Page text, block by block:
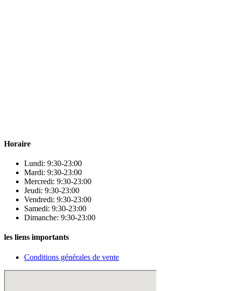
Horaire
Lundi: 9:30-23:00
Mardi: 9:30-23:00
Mercredi: 9:30-23:00
Jeudi: 9:30-23:00
Vendredi: 9:30-23:00
Samedi: 9:30-23:00
Dimanche: 9:30-23:00
les liens importants
Conditions générales de vente